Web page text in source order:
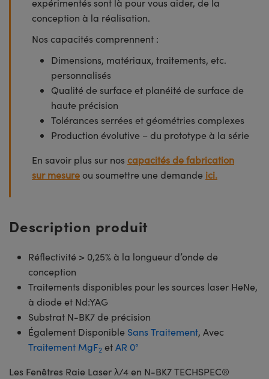
conception à la réalisation.
Nos capacités comprennent :
Dimensions, matériaux, traitements, etc.
personnalisés
Qualité de surface et planéité de surface de
haute précision
Tolérances serrées et géométries complexes
Production évolutive – du prototype à la série
En savoir plus sur nos capacités de fabrication
sur mesure ou soumettre une demande ici.
Description produit
Réflectivité > 0,25% à la longueur d’onde de
conception
Traitements disponibles pour les sources laser HeNe,
à diode et Nd:YAG
Substrat N-BK7 de précision
Également Disponible Sans Traitement, Avec
Traitement MgF2 etAR 0°
Les Fenêtres Raie Laser λ/4 en N-BK7 TECHSPEC®